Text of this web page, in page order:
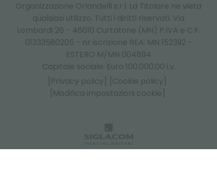
Organizzazione Orlandelli s.r.l. La Titolare ne vieta
qualsiasi utilizzo. Tutti i diritti riservati. Via
Lombardi 26 - 46010 Curtatone (MN) P.IVA e C.F.
01333580205 - nr iscrizione REA: MN 152392 -
ESTERO M/MN 004894
Capitale sociale: Euro 100.000,00 i.v.
[Privacy policy]
[Cookie policy]
[Modifica impostazioni cookie]